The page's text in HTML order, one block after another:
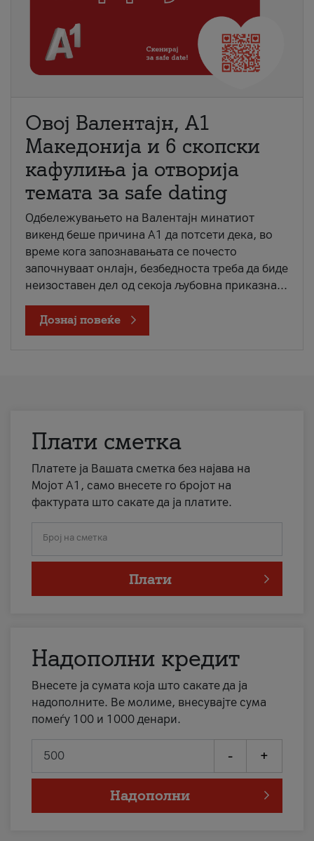
Овој Валентајн, A1
Македонија и 6 скопски
кафулиња ја отворија
темата за safe dating
Одбележувањето на Валентајн минатиот
викенд беше причина А1 да потсети дека, во
време кога запознавањата се почесто
започнуваат онлајн, безбедноста треба да биде
неизоставен дел од секоја љубовна приказна...
Дознај повеќе
Плати сметка
Платете ја Вашата сметка без најава на
Мојот А1, само внесете го бројот на
фактурата што сакате да ја платите.
Број на сметка
Плати
Надополни кредит
Внесете ја сумата која што сакате да ја
надополните. Ве молиме, внесувајте сума
помеѓу 100 и 1000 денари.
- +
Надополни